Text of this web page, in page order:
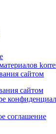
сайтом
сайтом
соглашение